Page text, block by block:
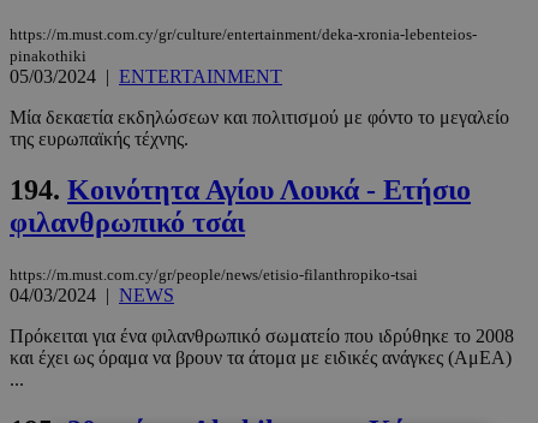
https://m.must.com.cy/gr/culture/entertainment/deka-xronia-lebenteios-
pinakothiki
05/03/2024 | ENTERTAINMENT
Μία δεκαετία εκδηλώσεων και πολιτισμού με φόντο το μεγαλείο
της ευρωπαϊκής τέχνης.
194. Κοινότητα Αγίου Λουκά - Ετήσιο
φιλανθρωπικό τσάι
https://m.must.com.cy/gr/people/news/etisio-filanthropiko-tsai
04/03/2024 | NEWS
Πρόκειται για ένα φιλανθρωπικό σωματείο που ιδρύθηκε το 2008
και έχει ως όραμα να βρουν τα άτομα με ειδικές ανάγκες (ΑμΕΑ)
...